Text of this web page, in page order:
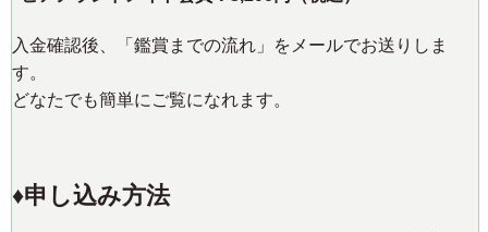
入金確認後、「鑑賞までの流れ」をメールでお送りしま
す。
どなたでも簡単にご覧になれます。
♦️申し込み方法